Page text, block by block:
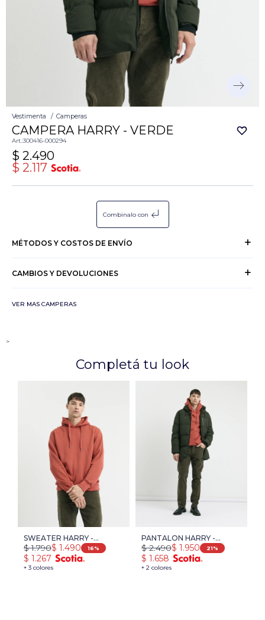
Vestimenta Camperas
CAMPERA HARRY - VERDE
300416-000294
$ 2.490
$ 2.117
Combinalo con subdirectory_arrow_left
MÉTODOS Y COSTOS DE ENVÍO
CAMBIOS Y DEVOLUCIONES
VER MAS CAMPERAS
>
Completá tu look
SWEATER HARRY -
NARANJA
+ 3 colores
$ 1.490
$ 1.790 16
$ 1.267
PANTALON HARRY -
VERDE
+ 2 colores
$ 1.950
$ 2.490 21
$ 1.658